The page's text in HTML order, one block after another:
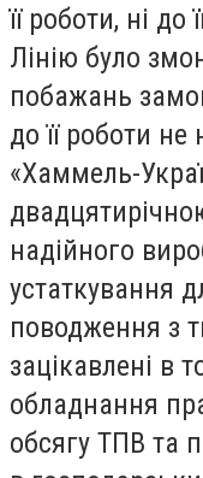
її роботи, ні
Лінію було
побажань
до її роботи
«Хаммель-
надійного
устаткування
поводження з
зацікавлені в
обладнання
обсягу ТПВ та